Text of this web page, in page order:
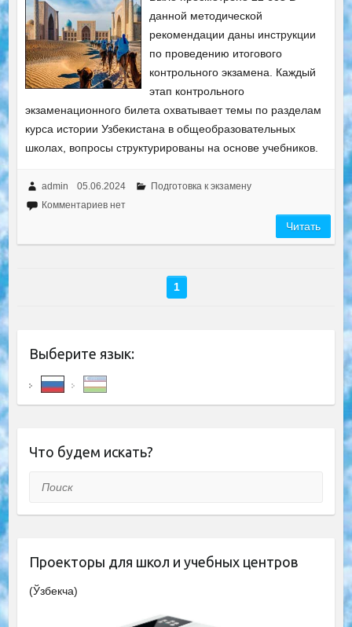
данной методической
рекомендации даны инструкции
по проведению итогового
контрольного экзамена. Каждый
этап контрольного
экзаменационного билета охватывает темы по разделам
курса истории Узбекистана в общеобразовательных
школах, вопросы структурированы на основе учебников.
admin 05.06.2024
Подготовка к экзамену
Комментариев нет
Читать
1
Выберите язык:
Что будем искать?
Поиск
Проекторы для школ и учебных центров
(Ўзбекча)